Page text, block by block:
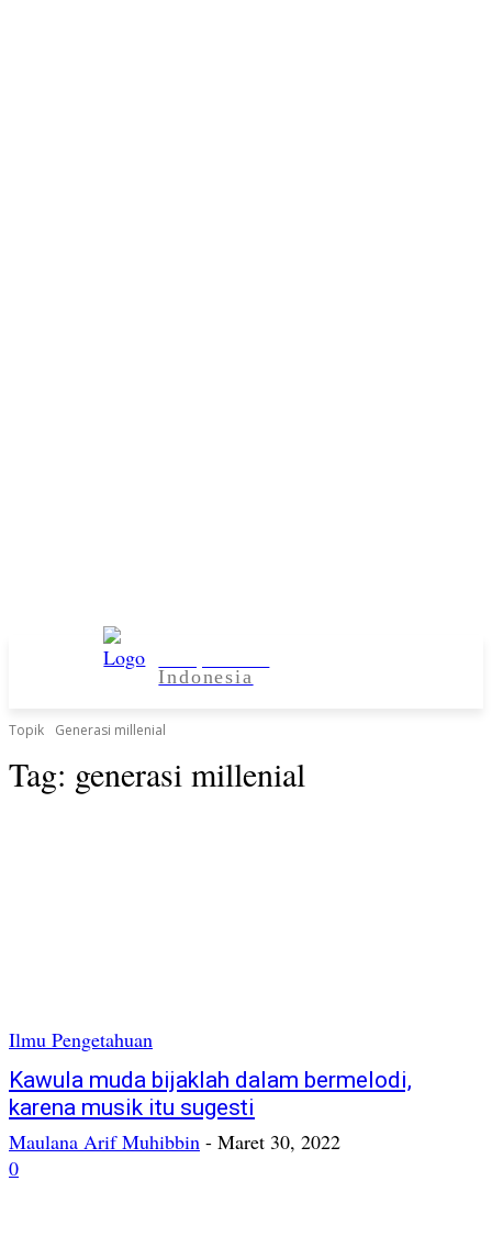
Indonesia
Topik Generasi millenial
Tag: generasi millenial
Ilmu Pengetahuan
Kawula muda bijaklah dalam bermelodi,
karena musik itu sugesti
Maulana Arif Muhibbin - Maret 30, 2022
0